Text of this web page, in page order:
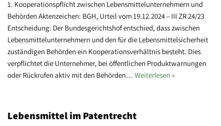
1. Kooperationspflicht zwischen Lebensmittelunternehmern und
Behörden Aktenzeichen: BGH, Urteil vom 19.12.2024 – III ZR 24/23
Entscheidung: Der Bundesgerichtshof entschied, dass zwischen
Lebensmittelunternehmern und den für die Lebensmittelsicherheit
zuständigen Behörden ein Kooperationsverhältnis besteht. Dies
verpflichtet die Unternehmer, bei öffentlichen Produktwarnungen
oder Rückrufen aktiv mit den Behörden… Weiterlesen »
Lebensmittel im Patentrecht